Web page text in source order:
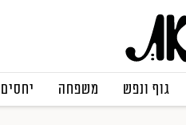
גוף ונפש משפחה יחסים